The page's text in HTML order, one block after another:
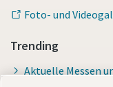
Foto- und
Trending
Aktuelle Messen